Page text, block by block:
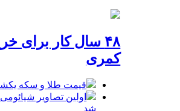
۴۸ سال کار برای
کمری
قیمت طلا و سکه یکشنبه 18 مرداد+
شد